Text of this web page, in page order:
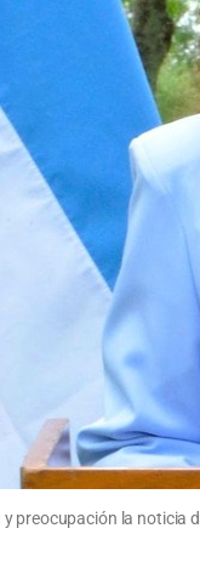
preocupación la